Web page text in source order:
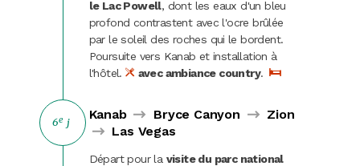
le Lac Powell, dont les eaux d'un bleu
profond contrastent avec l'ocre brûlée
par le soleil des roches qui le bordent.
Poursuite vers Kanab et installation à
l'hôtel.
avec ambiance country.
6e j
Kanab Bryce Canyon
Zion
Las Vegas
Départ pour la visite du parc national